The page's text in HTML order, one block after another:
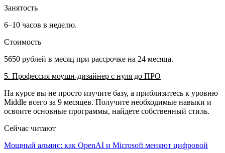
Занятость
6–10 часов в неделю.
Стоимость
5650 рублей в месяц при рассрочке на 24 месяца.
5. Профессия моушн-дизайнер с нуля до ПРО
На курсе вы не просто изучите базу, а приблизитесь к уровню
Middle всего за 9 месяцев. Получите необходимые навыки и
освоите основные программы, найдете собственный стиль.
Сейчас читают
Мощный альянс: как OpenAI и Microsoft меняют цифровой